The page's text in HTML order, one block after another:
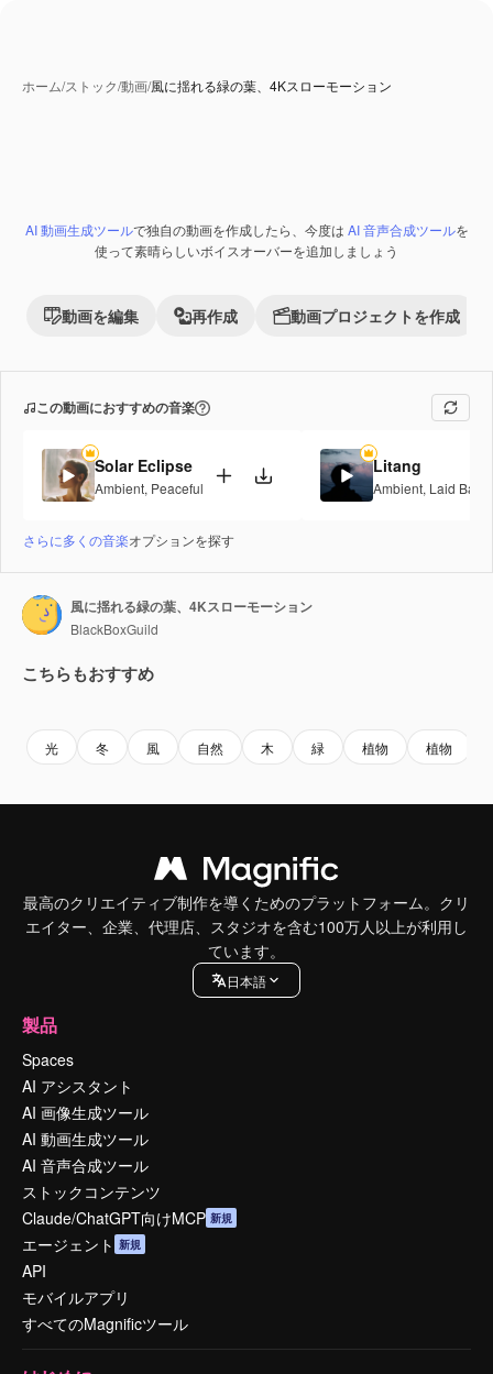
ホーム/ストック/動画/風に揺れる緑の葉、4Kスローモーション
Premium
AI 動画生成ツールで独自の動画を作成したら、今度は AI 音声合成ツールを
使って素晴らしいボイスオーバーを追加しましょう
動画を編集 再作成 動画プロジェクトを作成
この動画におすすめの音楽
Solar Eclipse
Ambient, Peaceful
Litang
Ambient, Laid Back
さらに多くの音楽オプションを探す
風に揺れる緑の葉、4Kスローモーション
BlackBoxGuild
こちらもおすすめ
光 冬 風 自然 木 緑 植物 植物
最高のクリエイティブ制作を導くためのプラットフォーム。クリ
エイター、企業、代理店、スタジオを含む100万人以上が利用し
ています。
日本語
製品
Spaces
AI アシスタント
AI 画像生成ツール
AI 動画生成ツール
AI 音声合成ツール
ストックコンテンツ
Claude/ChatGPT向けMCP 新規
エージェント 新規
API
モバイルアプリ
すべてのMagnificツール